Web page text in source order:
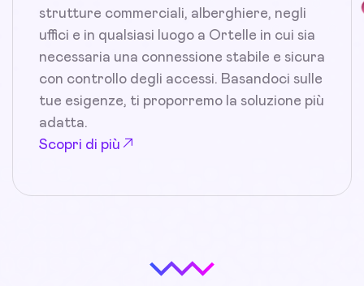
strutture commerciali, alberghiere, negli
uffici e in qualsiasi luogo a Ortelle in cui sia
necessaria una connessione stabile e sicura
con controllo degli accessi. Basandoci sulle
tue esigenze, ti proporremo la soluzione più
adatta.
Scopri di più